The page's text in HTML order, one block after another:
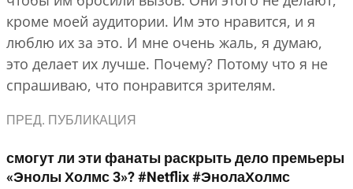
кроме моей аудитории. Им это нравится, и я
люблю их за это. И мне очень жаль, я думаю,
это делает их лучше. Почему? Потому что я не
спрашиваю, что понравится зрителям.
ПРЕД. ПУБЛИКАЦИЯ
смогут ли эти фанаты раскрыть дело премьеры
«Энолы Холмс 3»? #Netflix #ЭнолаХолмс